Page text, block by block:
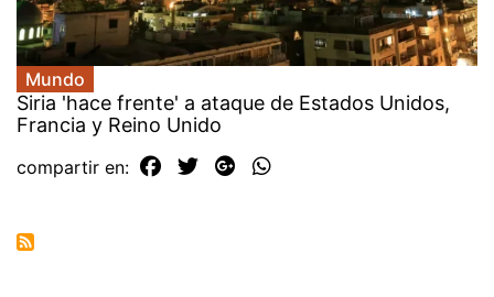
Mundo
Siria 'hace frente' a ataque de Estados Unidos,
Francia y Reino Unido
compartir en: